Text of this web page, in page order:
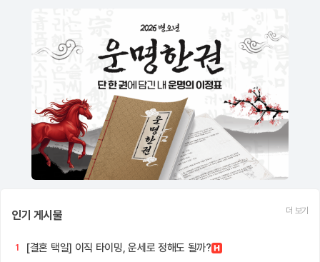
인기 게시물 더 보기
1 [결혼 택일] 이직 타이밍, 운세로 정해도 될까?